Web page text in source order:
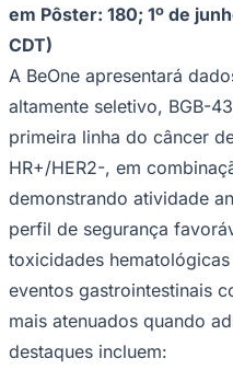
em Pôster: 180; 1º de
CDT)
A BeOne apresentará
altamente seletivo, BGB-
primeira linha do câncer
HR+/HER2-, em
demonstrando atividade
perfil de segurança
toxicidades
eventos gastrointestinais
mais atenuados quando
destaques incluem: